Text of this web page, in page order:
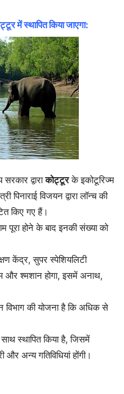
में स्थापित किया जाएगा:
सरकार द्वाराकोट्टूरके इकोटूरिज्म
विजयन द्वारा लॉन्च की
किए गए हैं।
पूरा होने के बाद इनकी संख्या को
केंद्र, सुपर स्पेशियलिटी
और श्मशान होगा, इसमें अनाथ,
विभाग की योजना है कि अधिक से
स्थापित किया है, जिसमें
अन्य गतिविधियां होंगी।